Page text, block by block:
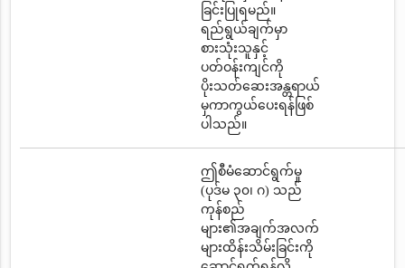
ခြင်းပြုရမည်။
ရည်ရွယ်ချက်မှာ
စားသုံးသူနှင့်
ပတ်ဝန်းကျင်ကို
ပိုးသတ်ဆေးအန္တရာယ်
မှကာကွယ်ပေးရန်ဖြစ်
ပါသည်။
ဤစီမံဆောင်ရွက်မှု
(ပုဒ်မ ၃၀၊ ဂ) သည်
ကုန်စည်
များ၏အချက်အလက်
များထိန်းသိမ်းခြင်းကို